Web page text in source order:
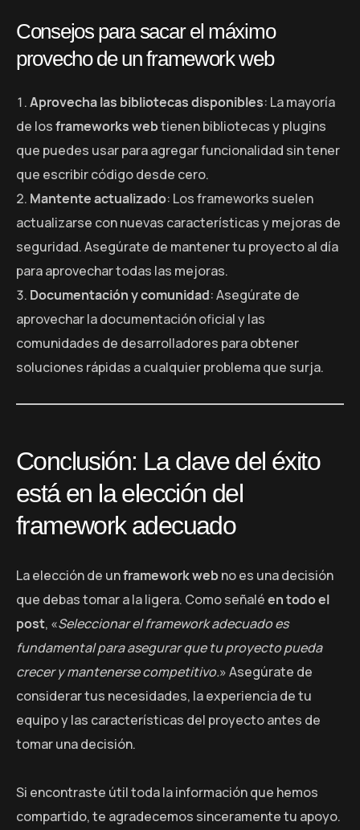
Consejos para sacar el máximo
provecho de un framework web
Aprovecha las bibliotecas disponibles: La mayoría
de losframeworks webtienen bibliotecas y plugins
que puedes usar para agregar funcionalidad sin tener
que escribir código desde cero.
Mantente actualizado: Los frameworks suelen
actualizarse con nuevas características y mejoras de
seguridad. Asegúrate de mantener tu proyecto al día
para aprovechar todas las mejoras.
Documentación y comunidad: Asegúrate de
aprovechar la documentación oficial y las
comunidades de desarrolladores para obtener
soluciones rápidas a cualquier problema que surja.
Conclusión: La clave del éxito
está en la elección del
framework adecuado
La elección de unframework webno es una decisión
que debas tomar a la ligera. Como señaléen todo el
post, «Seleccionar el framework adecuado es
fundamental para asegurar que tu proyecto pueda
crecer y mantenerse competitivo.» Asegúrate de
considerar tus necesidades, la experiencia de tu
equipo y las características del proyecto antes de
tomar una decisión.
Si encontraste útil toda la información que hemos
compartido, te agradecemos sinceramente tu apoyo.